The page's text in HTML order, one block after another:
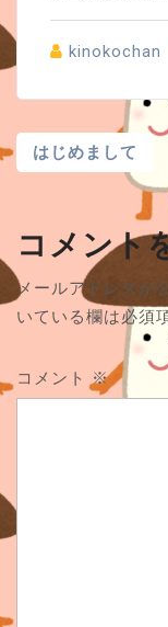
kinokochan
投
ナ
ビ
ゲ
シ
はじめまして
コメント
メールアドレスが
いている欄は必須
コメント ※